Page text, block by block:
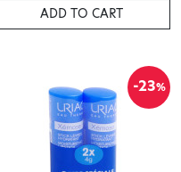
ADD TO CART
-23%